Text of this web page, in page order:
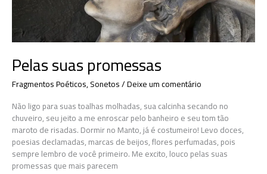
Pelas suas promessas
Fragmentos Poéticos,Sonetos/Deixe um comentário
Não ligo para suas toalhas molhadas, sua calcinha secando no
chuveiro, seu jeito a me enroscar pelo banheiro e seu tom tão
maroto de risadas. Dormir no Manto, já é costumeiro! Levo doces,
poesias declamadas, marcas de beijos, flores perfumadas, pois
sempre lembro de você primeiro. Me excito, louco pelas suas
promessas que mais parecem